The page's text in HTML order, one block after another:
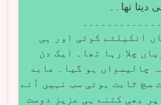
دیتا تھا۔۔
انکیلئے کوئی اور ہی
چلا رہا تھا۔ ایک دن
چالیسواں ہو گیا۔ عابد
سچ ثابت ہوئی سب نہیں آئے
بھی کتنے ہی عزیز دوست